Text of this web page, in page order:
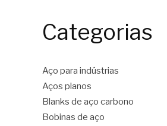
Categorias
Aço para indústrias
Aços planos
Blanks de aço carbono
Bobinas de aço